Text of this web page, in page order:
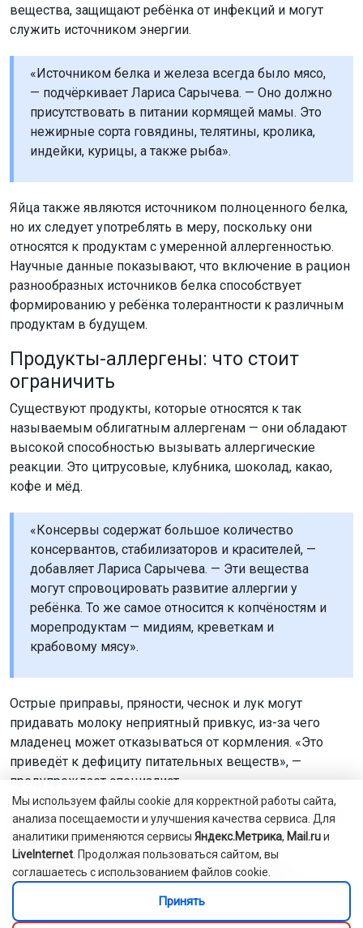
вещества, защищают ребёнка от инфекций и могут
служить источником энергии.
«Источником белка и железа всегда было мясо,
— подчёркивает Лариса Сарычева. — Оно должно
присутствовать в питании кормящей мамы. Это
нежирные сорта говядины, телятины, кролика,
индейки, курицы, а также рыба».
Яйца также являются источником полноценного белка,
но их следует употреблять в меру, поскольку они
относятся к продуктам с умеренной аллергенностью.
Научные данные показывают, что включение в рацион
разнообразных источников белка способствует
формированию у ребёнка толерантности к различным
продуктам в будущем.
Продукты-аллергены: что стоит
ограничить
Существуют продукты, которые относятся к так
называемым облигатным аллергенам — они обладают
высокой способностью вызывать аллергические
реакции. Это цитрусовые, клубника, шоколад, какао,
кофе и мёд.
«Консервы содержат большое количество
консервантов, стабилизаторов и красителей, —
добавляет Лариса Сарычева. — Эти вещества
могут спровоцировать развитие аллергии у
ребёнка. То же самое относится к копчёностям и
морепродуктам — мидиям, креветкам и
крабовому мясу».
Острые приправы, пряности, чеснок и лук могут
придавать молоку неприятный привкус, из-за чего
младенец может отказываться от кормления. «Это
приведёт к дефициту питательных веществ», —
предупреждает специалист.
Продукты, вызывающие колики: что
нужно знать
В первые месяцы жизни почти каждая мама
сталкивается с кишечными коликами у малыша. И
часто причиной становится питание матери. Существуют
продукты, которые способствуют повышенному
Мы используем файлы cookie для корректной работы сайта,
анализа посещаемости и улучшения качества сервиса. Для
аналитики применяются сервисы Яндекс.Метрика, Mail.ruи
LiveInternet . Продолжая пользоваться сайтом, вы
соглашаетесь с использованием файлов cookie.
Принять